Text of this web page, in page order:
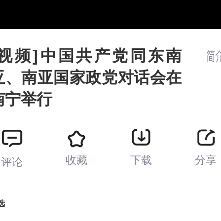
频]中国共产党同东南
、南亚国家政党对话会在
宁举行
评论 收藏 下载 分享